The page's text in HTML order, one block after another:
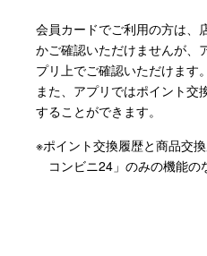
Japanese
会員カードでご利用の方は、
かご確認いただけませんが、
プリ上でご確認いただけます。
また、アプリではポイント交
することができます。
※ポイント交換履歴と商品交
コンビニ24」のみの機能の